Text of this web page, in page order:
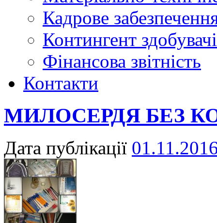
Кадрове
Контингент
Фінансова звітність
Контакти
МИЛОСЕРДЯ БЕЗ
Дата публікації